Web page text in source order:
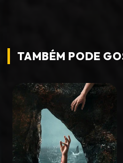
TAMBÉM PODE